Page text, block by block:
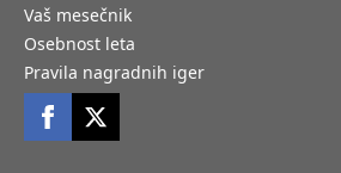
Vaš mesečnik
Osebnost leta
Pravila nagradnih iger